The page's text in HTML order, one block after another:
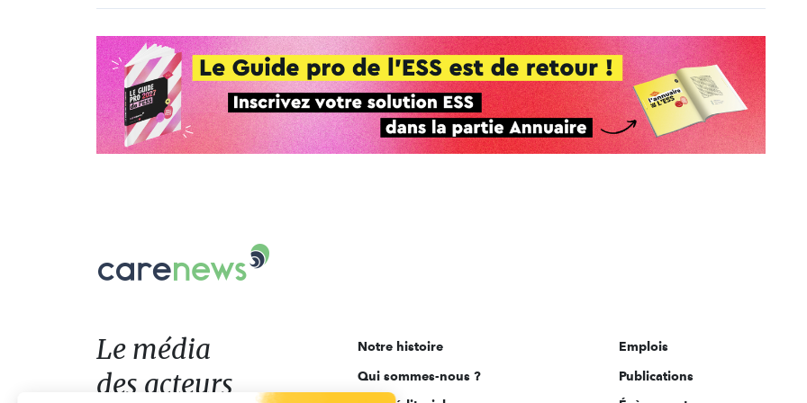
Le
acteurs
de
l'engagement
Le média
des acteurs
Notre histoire
Qui sommes-nous ?
Emplois
Publications